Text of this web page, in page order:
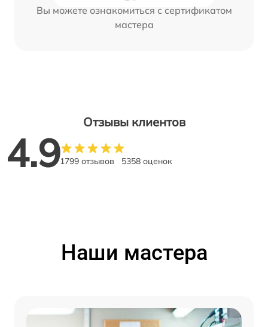
Вы можете ознакомиться с сертификатом
мастера
Отзывы клиентов
4.91799 отзывов 5358 оценок
Наши мастера